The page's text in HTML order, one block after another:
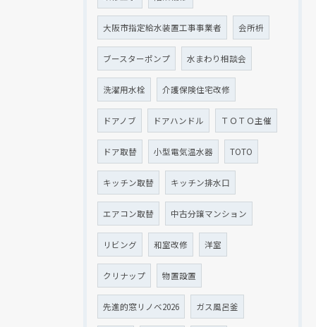
大阪市指定給水装置工事事業者 会所枡
ブースターポンプ 水まわり相談会
洗濯用水栓 介護保険住宅改修
ドアノブ ドアハンドル ＴＯＴＯ主催
ドア取替 小型電気温水器 TOTO
キッチン取替 キッチン排水口
エアコン取替 中古分譲マンション
リビング 和室改修 洋室
クリナップ 物置設置
先進的窓リノベ2026 ガス風呂釜